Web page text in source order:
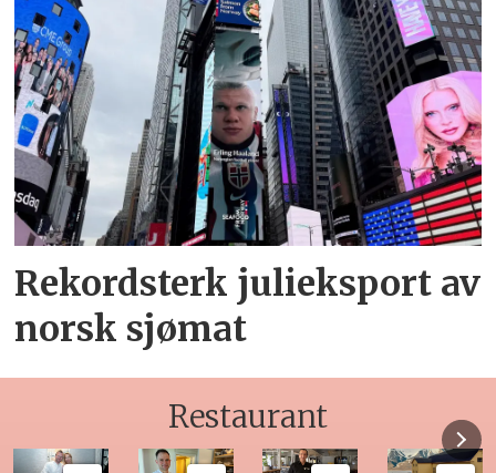
Rekordsterk julieksport av
norsk sjømat
Restaurant